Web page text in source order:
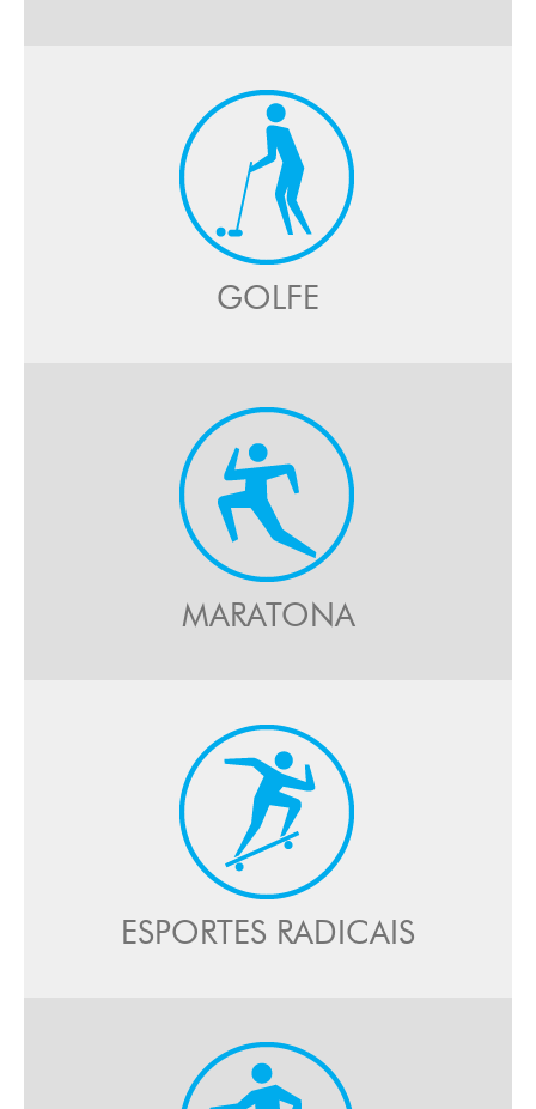
GOLFE
MARATONA
ESPORTES RADICAIS